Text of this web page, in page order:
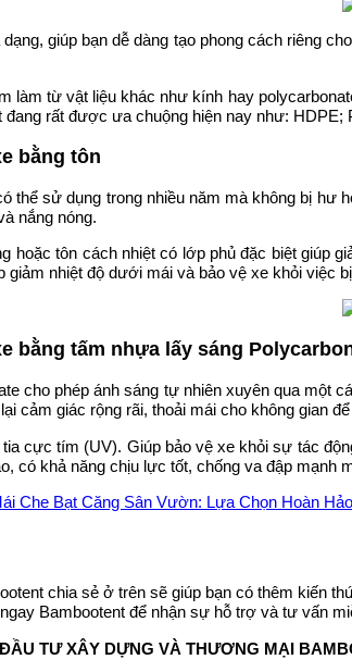
giúp bạn dễ dàng tạo phong cách riêng
làm từ vật liệu khác như kính hay
đang rất được ưa chuộng hiện nay như:
bằng tôn
thể sử dụng trong nhiều năm mà không bị
nắng nóng.
hoặc tôn cách nhiệt có lớp phủ đặc biệt giúp
giảm nhiệt độ dưới mái và bảo vệ xe khỏi việc
bằng tấm nhựa lấy sáng
cho phép ánh sáng tự nhiên xuyên qua một
cảm giác rộng rãi, thoải mái cho không gian
cực tím (UV). Giúp bảo vệ xe khỏi sự tác
có khả năng chịu lực tốt, chống va đập mạnh
Che Bạt Căng Sân Vườn: Lựa Chọn Hoàn
chia sẻ ở trên sẽ giúp bạn có thêm kiến
Bambootent để nhận sự hỗ trợ và tư vấn
TƯ XÂY DỰNG VÀ THƯƠNG MẠI